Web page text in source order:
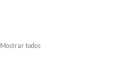
Mostrar todos